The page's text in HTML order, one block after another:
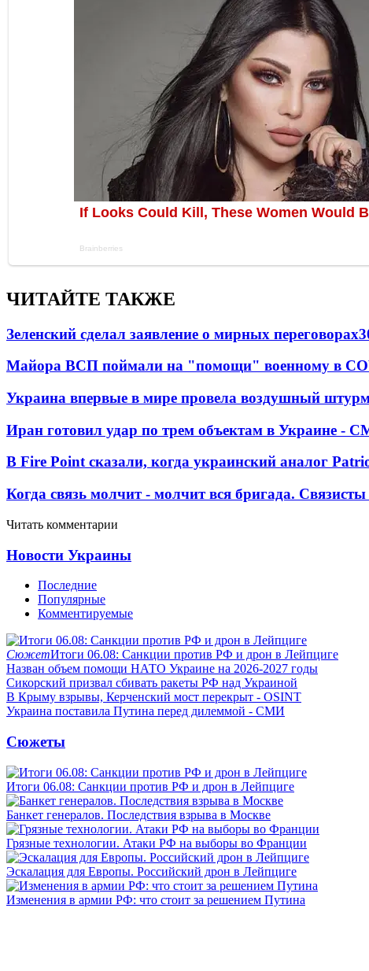
ЧИТАЙТЕ ТАКЖЕ
Зеленский сделал заявление о мирных переговорах
Майора ВСП поймали на "помощи" военному в
Украина впервые в мире провела воздушный штурм
Иран готовил удар по трем объектам в Украине -
В Fire Point сказали, когда украинский аналог
Когда связь молчит - молчит вся бригада.
Читать комментарии
Новости Украины
Последние
Популярные
Комментируемые
СюжетИтоги 06.08: Санкции против РФ и дрон в Лейпциге
Назван объем помощи НАТО Украине на 2026-2027 годы
Сикорский призвал сбивать ракеты РФ над Украиной
В Крыму взрывы, Керченский мост перекрыт - OSINT
Украина поставила Путина перед дилеммой - СМИ
Сюжеты
Итоги 06.08: Санкции против РФ и дрон в Лейпциге
Банкет генералов. Последствия взрыва в Москве
Грязные технологии. Атаки РФ на выборы во Франции
Эскалация для Европы. Российский дрон в Лейпциге
Изменения в армии РФ: что стоит за решением Путина